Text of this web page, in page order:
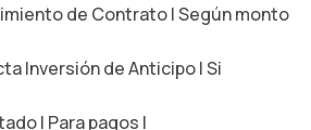
de Contrato | Según monto
Inversión de Anticipo | Si
| Para pagos |